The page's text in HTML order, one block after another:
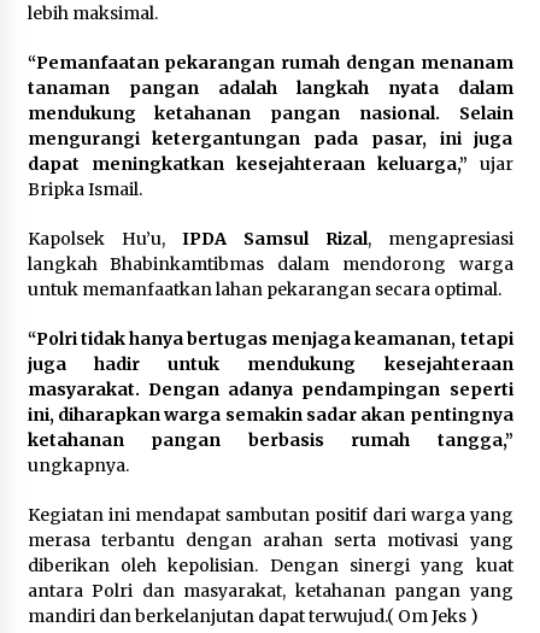
lebih maksimal.
“Pemanfaatan pekarangan rumah dengan menanam
tanaman pangan adalah langkah nyata dalam
mendukung ketahanan pangan nasional. Selain
mengurangi ketergantungan pada pasar, ini juga
dapat meningkatkan kesejahteraan keluarga,” ujar
Bripka Ismail.
Kapolsek Hu’u, IPDA Samsul Rizal, mengapresiasi
langkah Bhabinkamtibmas dalam mendorong warga
untuk memanfaatkan lahan pekarangan secara optimal.
“Polri tidak hanya bertugas menjaga keamanan, tetapi
juga hadir untuk mendukung kesejahteraan
masyarakat. Dengan adanya pendampingan seperti
ini, diharapkan warga semakin sadar akan pentingnya
ketahanan pangan berbasis rumah tangga,”
ungkapnya.
Kegiatan ini mendapat sambutan positif dari warga yang
merasa terbantu dengan arahan serta motivasi yang
diberikan oleh kepolisian. Dengan sinergi yang kuat
antara Polri dan masyarakat, ketahanan pangan yang
mandiri dan berkelanjutan dapat terwujud.( Om Jeks )